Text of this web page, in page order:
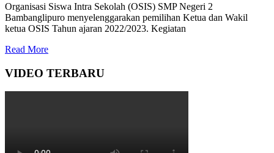
Organisasi Siswa Intra Sekolah (OSIS) SMP Negeri 2
Bambanglipuro menyelenggarakan pemilihan Ketua dan Wakil
ketua OSIS Tahun ajaran 2022/2023. Kegiatan
Read More
VIDEO TERBARU